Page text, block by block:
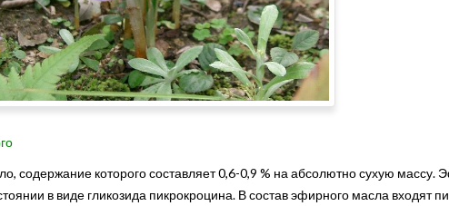
содержание которого составляет 0,6-0,9 % на абсолютно сухую массу.
в виде гликозида пикрокроцина. В состав эфирного масла входят